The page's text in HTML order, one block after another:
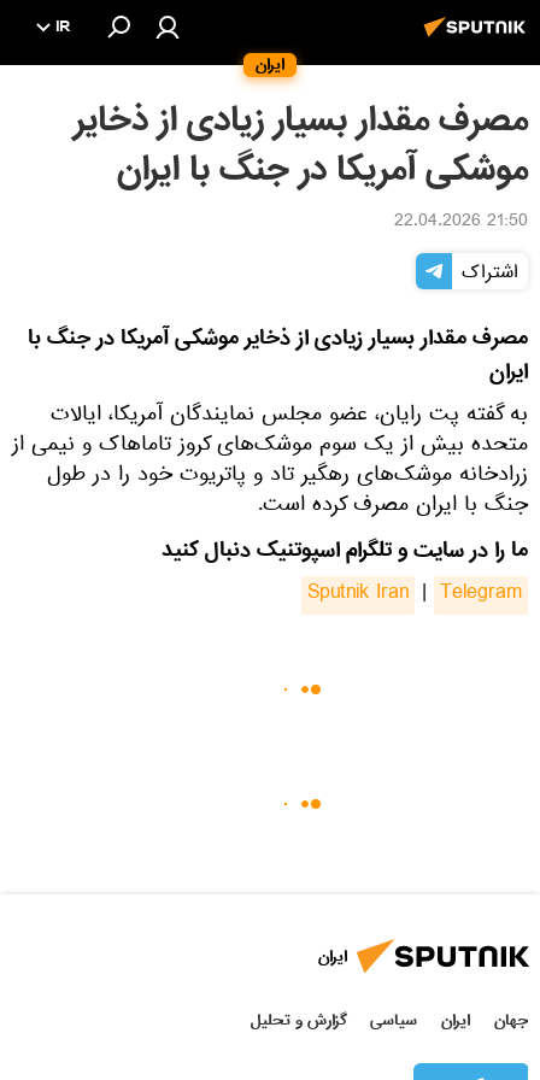
ایران
IR
مصرف مقدار بسیار زیادی از ذخایر
موشکی آمریکا در جنگ با ایران
21:50 22.04.2026
اشتراک
مصرف مقدار بسیار زیادی از ذخایر موشکی آمریکا در جنگ با
ایران
به گفته پت رایان، عضو مجلس نمایندگان آمریکا، ایالات
متحده بیش از یک سوم موشک‌های کروز تاماهاک و نیمی از
زرادخانه موشک‌های رهگیر تاد و پاتریوت خود را در طول
جنگ با ایران مصرف کرده است.
ما را در سایت و تلگرام اسپوتنیک دنبال کنید
Sputnik Iran | Telegram
ایران
جهان ایران سیاسی گزارش و تحلیل